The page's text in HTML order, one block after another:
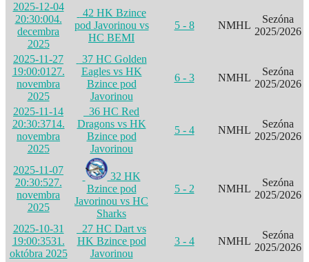
2025-12-04
20:30:004.
decembra
2025
42 HK Bzince
pod Javorinou vs
HC BEMI
5 - 8 NMHL
Sezóna
2025/2026
2025-11-27
19:00:01 27.
novembra
2025
37 HC Golden
Eagles vs HK
Bzince pod
Javorinou
6 - 3 NMHL
Sezóna
2025/2026
2025-11-14
20:30:3714.
novembra
2025
36 HC Red
Dragons vs HK
Bzince pod
Javorinou
5 - 4 NMHL
Sezóna
2025/2026
2025-11-07
20:30:527.
novembra
2025
32 HK
Bzince pod
Javorinou vs HC
Sharks
5 - 2 NMHL
Sezóna
2025/2026
2025-10-31
19:00:3531.
októbra 2025
27 HC Dart vs
HK Bzince pod
Javorinou
3 - 4 NMHL
Sezóna
2025/2026